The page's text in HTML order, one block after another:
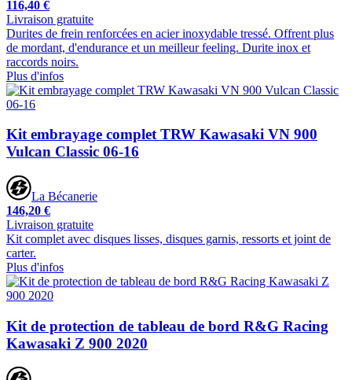
116,40 €
Livraison gratuite
Durites de frein renforcées en acier inoxydable tressé. Offrent plus
de mordant, d'endurance et un meilleur feeling. Durite inox et
raccords noirs.
Plus d'infos
Kit embrayage complet TRW Kawasaki VN 900
Vulcan Classic 06-16
La Bécanerie
146,20 €
Livraison gratuite
Kit complet avec disques lisses, disques garnis, ressorts et joint de
carter.
Plus d'infos
Kit de protection de tableau de bord R&G Racing
Kawasaki Z 900 2020